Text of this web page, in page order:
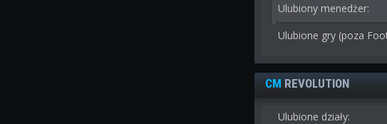
Ulubiony menedżer:
Ulubione gry (poza
CM REVOLUTION
Ulubione działy: